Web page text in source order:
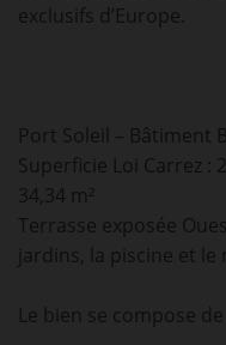
exclusifs d’Europe.
Port Soleil – Bâtiment
Superficie Loi Carrez :
34,34 m²
Terrasse exposée
jardins, la piscine et
Le bien se compose de